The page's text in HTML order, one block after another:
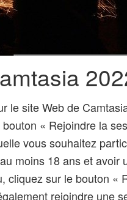
le site Web de
« Rejoindre la
vous souhaitez
moins 18 ans et avoir
cliquez sur le bouton «
rejoindre une